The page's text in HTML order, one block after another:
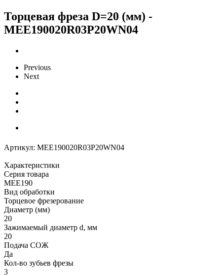
Торцевая фреза D=20 (мм) -
MEE190020R03P20WN04
Previous
Next
Артикул: MEE190020R03P20WN04
Характеристики
Серия товара
MEE190
Вид обработки
Торцевое фрезерование
Диаметр (мм)
20
Зажимаемый диаметр d, мм
20
Подача СОЖ
Да
Кол-во зубьев фрезы
3